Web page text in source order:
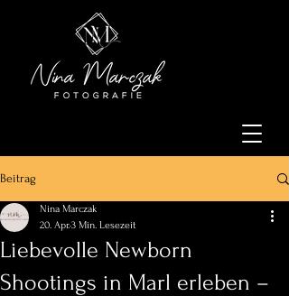
Beitrag
Liebevolle Newborn
Shootings in Marl erleben –
Nina Marczak
20. Apr.3 Min. Lesezeit